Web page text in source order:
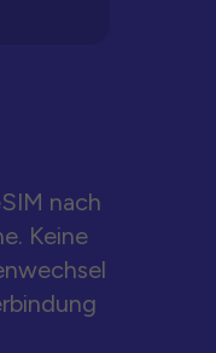
nach
Keine